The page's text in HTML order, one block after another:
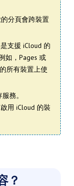
分頁會跨裝置
支援 iCloud 的
如，Pages 或
所有裝置上使
務。
用 iCloud 的裝
？